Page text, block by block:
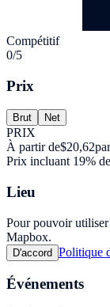
Compétitif
0/5
Prix
Brut Net
PRIX
À partir de$20,62
Prix incluant 19%
Lieu
Pour pouvoir
Mapbox.
D'accord Politique
Événements